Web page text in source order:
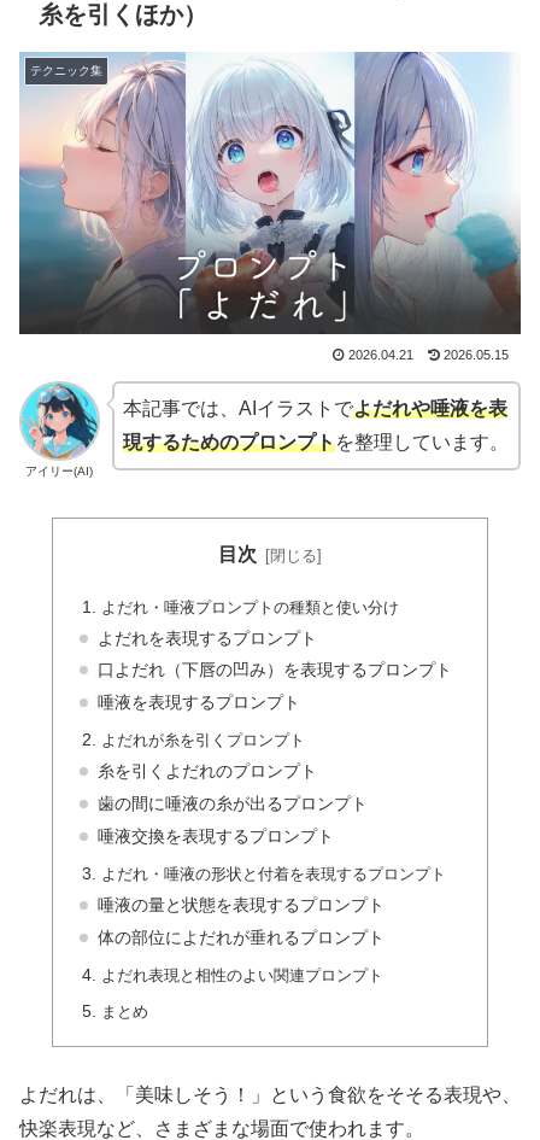
糸を引くほか）
テクニック集
2026.04.21 2026.05.15
アイリー(AI)
本記事では、AIイラストでよだれや唾液を表
現するためのプロンプトを整理しています。
目次
よだれ・唾液プロンプトの種類と使い分け
よだれを表現するプロンプト
口よだれ（下唇の凹み）を表現するプロンプト
唾液を表現するプロンプト
よだれが糸を引くプロンプト
糸を引くよだれのプロンプト
歯の間に唾液の糸が出るプロンプト
唾液交換を表現するプロンプト
よだれ・唾液の形状と付着を表現するプロンプト
唾液の量と状態を表現するプロンプト
体の部位によだれが垂れるプロンプト
よだれ表現と相性のよい関連プロンプト
まとめ
よだれは、「美味しそう！」という食欲をそそる表現や、
快楽表現など、さまざまな場面で使われます。